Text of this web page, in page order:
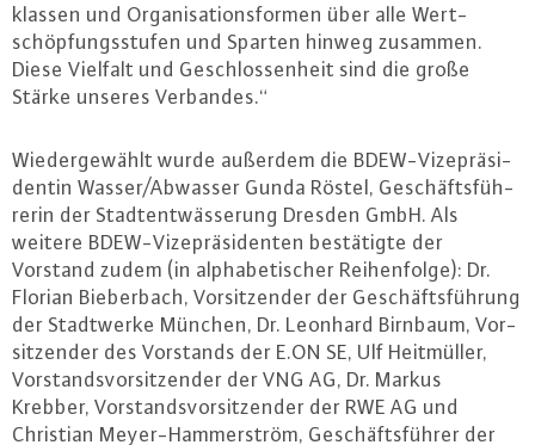
klas­sen und Or­ga­ni­sa­ti­ons­for­men über alle Wert­
schöp­fungs­stu­fen und Sparten hinweg zusammen.
Diese Vielfalt und Ge­schlos­sen­heit sind die große
Stärke unseres Verbandes.“
Wie­der­ge­wählt wurde außerdem die BDEW-Vi­ze­prä­si­
den­tin Wasser/Abwasser Gunda Röstel, Ge­schäfts­füh­
re­rin der Stadt­ent­wäs­se­rung Dresden GmbH. Als
weitere BDEW-Vi­ze­prä­si­den­ten be­stä­tig­te der
Vorstand zudem (in al­pha­be­ti­scher Rei­hen­fol­ge): Dr.
Florian Bie­ber­bach, Vor­sit­zen­der der Ge­schäfts­füh­rung
der Stadt­wer­ke München, Dr. Leonhard Birnbaum, Vor­
sit­zen­der des Vorstands der E.​ON SE, Ulf Heit­mül­ler,
Vor­stands­vor­sit­zen­der der VNG AG, Dr. Markus
Krebber, Vor­stands­vor­sit­zen­der der RWE AG und
Christian Mey­er-Ham­mer­ström, Ge­schäfts­füh­rer der